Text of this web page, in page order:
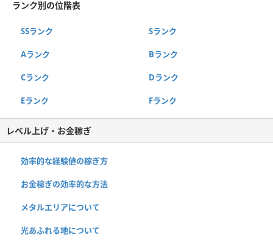
ランク別の位階表
SSランク Sランク
Aランク Bランク
Cランク Dランク
Eランク Fランク
レベル上げ・お金稼ぎ
効率的な経験値の稼ぎ方
お金稼ぎの効率的な方法
メタルエリアについて
光あふれる地について